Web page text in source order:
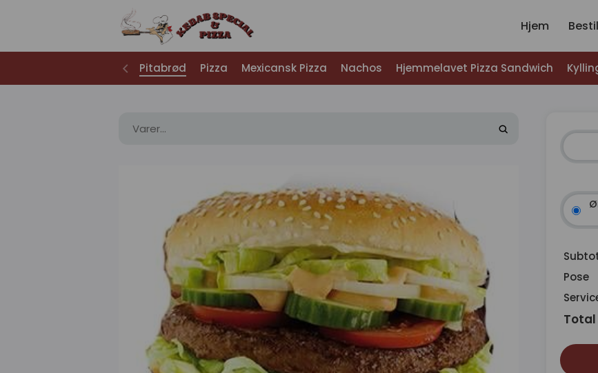
Hjem Bestil
Pitabrød Pizza Mexicansk Pizza Nachos Hjemmelavet Pizza Sandwich
Pose
Total